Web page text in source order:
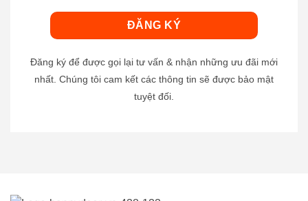
Đăng ký để được gọi lại tư vấn & nhận những ưu đãi mới
nhất. Chúng tôi cam kết các thông tin sẽ được bảo mật
tuyệt đối.